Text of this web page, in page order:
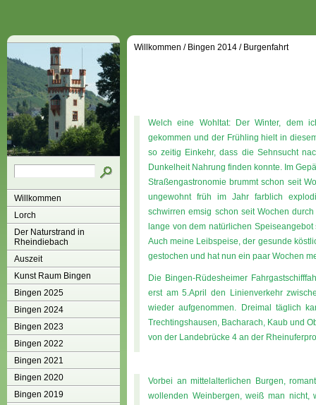
Willkommen
Lorch
Der Naturstrand in
Rheindiebach
Auszeit
Kunst Raum Bingen
Bingen 2025
Bingen 2024
Bingen 2023
Bingen 2022
Bingen 2021
Bingen 2020
Bingen 2019
Willkommen / Bingen 2014 / Burgenfahrt
Welch eine Wohltat: Der Winter, dem
gekommen und der Frühling hielt in
so zeitig Einkehr, dass die Sehnsucht
Dunkelheit Nahrung finden konnte. Im
Straßengastronomie brummt schon seit
ungewohnt früh im Jahr farblich
schwirren emsig schon seit Wochen
lange von dem natürlichen
Auch meine Leibspeise, der gesunde
gestochen und hat nun ein paar Wochen
Die Bingen-Rüdesheimer
erst am 5.April den Linienverkehr
wieder aufgenommen. Dreimal täglich
Trechtingshausen, Bacharach, Kaub und
von der Landebrücke 4 an der
Vorbei an mittelalterlichen Burgen,
wollenden Weinbergen, weiß man nicht,